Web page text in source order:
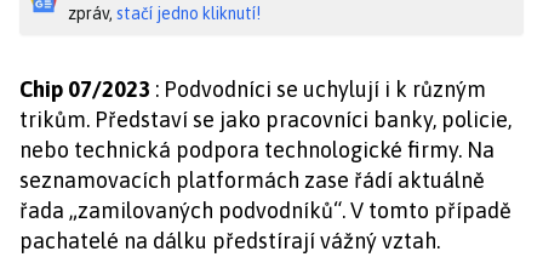
zpráv, stačí jedno kliknutí!
Chip 07/2023 : Podvodníci se uchylují i k různým
trikům. Představí se jako pracovníci banky, policie,
nebo technická podpora technologické firmy. Na
seznamovacích platformách zase řádí aktuálně
řada „zamilovaných podvodníků“. V tomto případě
pachatelé na dálku předstírají vážný vztah.